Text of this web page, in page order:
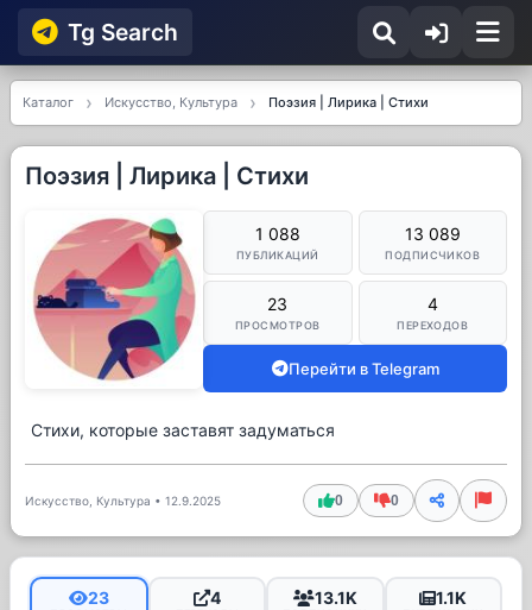
Tg Searсh
Каталог Искусство, Культура Поэзия | Лирика | Стихи
Поэзия | Лирика | Стихи
1 088
ПУБЛИКАЦИЙ
13 089
ПОДПИСЧИКОВ
23
ПРОСМОТРОВ
4
ПЕРЕХОДОВ
Перейти в Telegram
Стихи, которые заставят задуматься
Искусство, Культура • 12.9.2025 0 0
23 4 13.1K 1.1K